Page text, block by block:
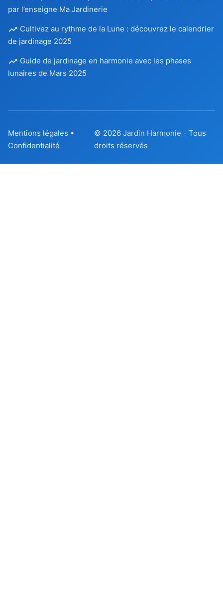
par l’enseigne Ma Jardinerie
Cultivez au rythme de la Lune : découvrez le calendrier
de jardinage 2025
Guide de jardinage en harmonie avec les phases
lunaires de Mars 2025
Mentions légales •
Confidentialité
© 2026Jardin Harmonie - Tous
droits réservés